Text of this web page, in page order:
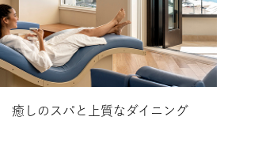
癒しのスパと上質なダイニング